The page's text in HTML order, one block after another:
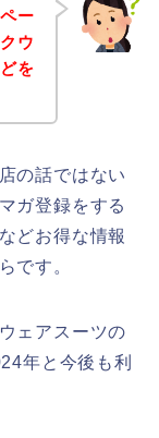
ー
ウ
を
の話ではない
ガ登録をする
どお得な情報
です。
ェアスーツの
年と今後も利